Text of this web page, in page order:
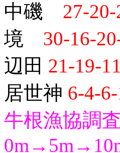
中磯 27-20-
境 30-16-
辺田 21-19-
居世神 6-4-
牛根漁協調